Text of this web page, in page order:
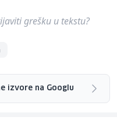
grešku u tekstu?
izvore na Googlu